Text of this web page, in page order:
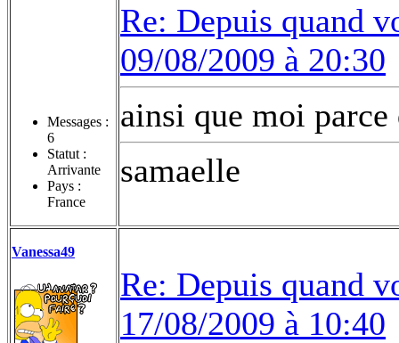
Messages :
6
Statut :
Arrivante
Pays :
France
Re: Depuis quand
09/08/2009 à 20:30
ainsi que moi
samaelle
Vanessa49
Re: Depuis quand
17/08/2009 à 10:40